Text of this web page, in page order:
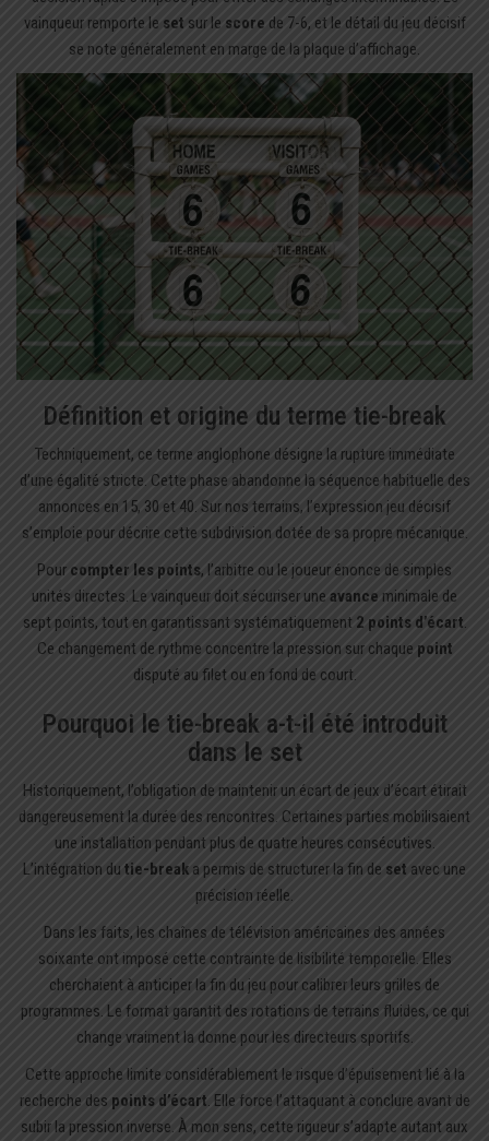
vainqueur remporte le set sur le score de 7-6, et le détail du jeu décisif
se note généralement en marge de la plaque d’affichage.
Définition et origine du terme tie-break
Techniquement, ce terme anglophone désigne la rupture immédiate
d’une égalité stricte. Cette phase abandonne la séquence habituelle des
annonces en 15, 30 et 40. Sur nos terrains, l’expression jeu décisif
s’emploie pour décrire cette subdivision dotée de sa propre mécanique.
Pour compter les points, l’arbitre ou le joueur énonce de simples
unités directes. Le vainqueur doit sécuriser une avance minimale de
sept points, tout en garantissant systématiquement 2 points d’écart.
Ce changement de rythme concentre la pression sur chaque point
disputé au filet ou en fond de court.
Pourquoi le tie-break a-t-il été introduit
dans le set
Historiquement, l’obligation de maintenir un écart de jeux d’écart étirait
dangereusement la durée des rencontres. Certaines parties mobilisaient
une installation pendant plus de quatre heures consécutives.
L’intégration du tie-break a permis de structurer la fin de set avec une
précision réelle.
Dans les faits, les chaînes de télévision américaines des années
soixante ont imposé cette contrainte de lisibilité temporelle. Elles
cherchaient à anticiper la fin du jeu pour calibrer leurs grilles de
programmes. Le format garantit des rotations de terrains fluides, ce qui
change vraiment la donne pour les directeurs sportifs.
Cette approche limite considérablement le risque d’épuisement lié à la
recherche des points d’écart. Elle force l’attaquant à conclure avant de
subir la pression inverse. À mon sens, cette rigueur s’adapte autant aux